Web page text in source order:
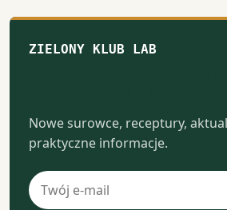
ZIELONY KLUB LAB
Nowe surowce, receptury,
praktyczne informacje.
Adres
e-